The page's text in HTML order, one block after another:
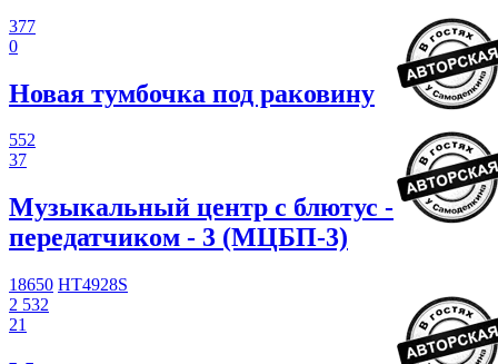
377
0
Новая тумбочка под раковину
552
37
Музыкальный центр с блютус -
передатчиком - 3 (МЦБП-3)
18650 HT4928S
2 532
21